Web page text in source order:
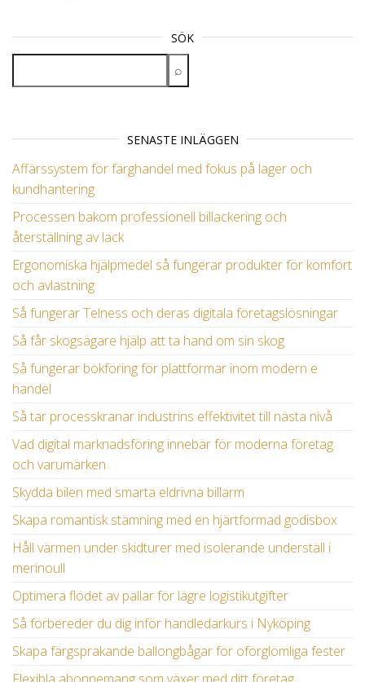
SÖK
SENASTE INLÄGGEN
Affärssystem för färghandel med fokus på lager och
kundhantering
Processen bakom professionell billackering och
återställning av lack
Ergonomiska hjälpmedel så fungerar produkter för komfort
och avlastning
Så fungerar Telness och deras digitala företagslösningar
Så får skogsägare hjälp att ta hand om sin skog
Så fungerar bokföring för plattformar inom modern e
handel
Så tar processkranar industrins effektivitet till nästa nivå
Vad digital marknadsföring innebär för moderna företag
och varumärken
Skydda bilen med smarta eldrivna billarm
Skapa romantisk stämning med en hjärtformad godisbox
Håll värmen under skidturer med isolerande underställ i
merinoull
Optimera flödet av pallar för lägre logistikutgifter
Så förbereder du dig inför handledarkurs i Nyköping
Skapa färgsprakande ballongbågar för oförglömliga fester